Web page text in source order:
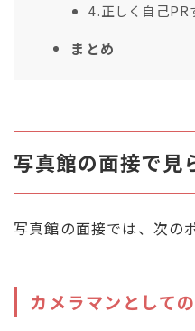
4.正しく自己PR
まとめ
写真館の面接で見
写真館の面接では、次の
カメラマンとして